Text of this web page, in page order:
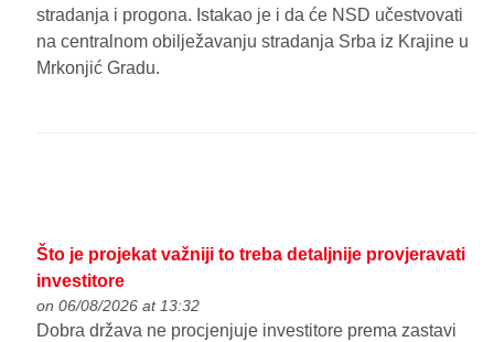
stradanja i progona. Istakao je i da će NSD učestvovati
na centralnom obilježavanju stradanja Srba iz Krajine u
Mrkonjić Gradu.
Što je projekat važniji to treba detaljnije provjeravati
investitore
on 06/08/2026 at 13:32
Dobra država ne procjenjuje investitore prema zastavi